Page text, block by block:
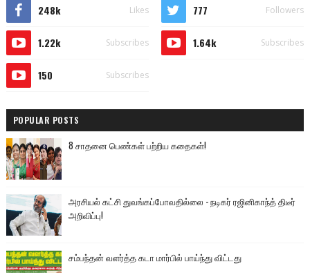
248k Likes 777 Followers
1.22k Subscribes 1.64k Subscribes
150 Subscribes
POPULAR POSTS
8 சாதனை பெண்கள் பற்றிய கதைகள்!
அரசியல் கட்சி துவங்கப்போவதில்லை - நடிகர் ரஜினிகாந்த் திடீர்
அறிவிப்பு!
சம்பந்தன் வளர்த்த கடா மார்பில் பாய்ந்து விட்டது